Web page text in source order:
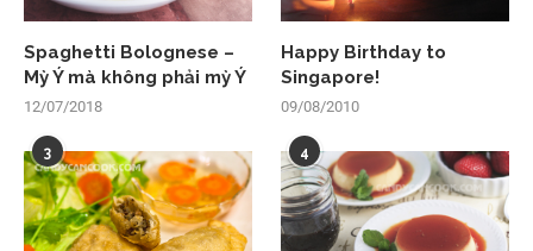
Spaghetti Bolognese –
Mỳ Ý mà không phải mỳ Ý
12/07/2018
Happy Birthday to
Singapore!
09/08/2010
3 4